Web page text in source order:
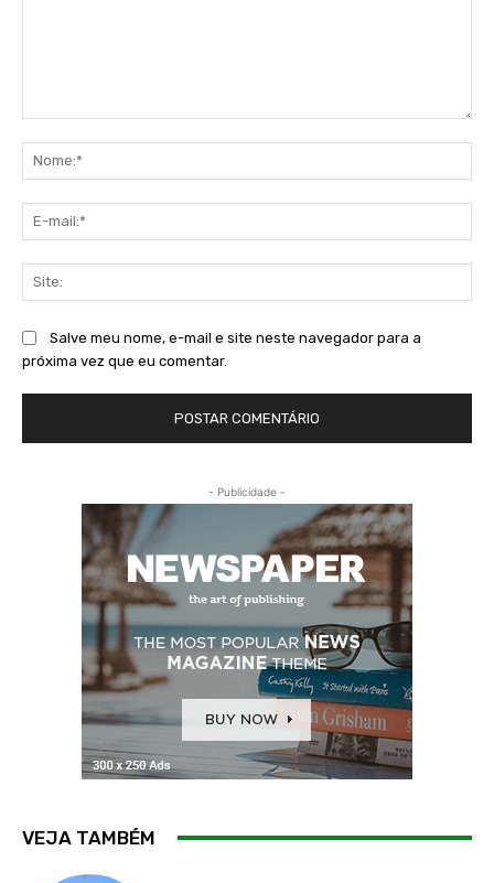
Salve meu nome, e-mail e site neste navegador para a
próxima vez que eu comentar.
- Publicidade -
VEJA TAMBÉM